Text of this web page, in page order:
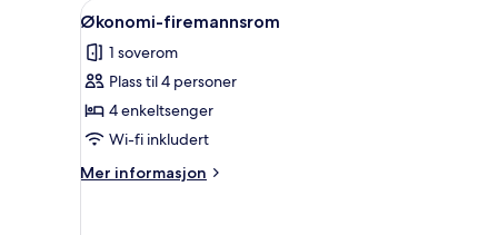
Åpne
alle
bildene
av
Økonomi-
firemannsrom
Økonomi-firemannsrom |
8
Økonomi-firemannsrom
1 soverom
Plass til 4 personer
4 enkeltsenger
Wi-fi inkludert
Mer informasjon
Mer